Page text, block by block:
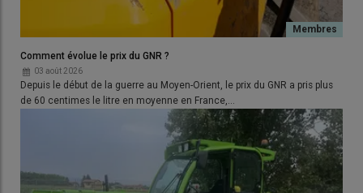
Comment évolue le prix du GNR ?
03 août 2026
Depuis le début de la guerre au Moyen-Orient, le prix du GNR a pris plus
de 60 centimes le litre en moyenne en France,…